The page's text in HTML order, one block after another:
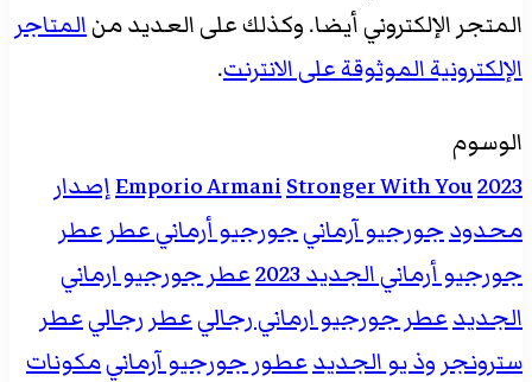
المتجر الإلكتروني أيضا. وكذلك على العديد منالمتاجر
الإلكترونية الموثوقة على الانترنت.
الوسوم
2023
Emporio ArmaniStronger With You
إصدار
محدود جورجيو آرمانيجورجيو أرماني عطر عطر
جورجيو أرماني الجديد 2023
عطر جورجيو ارماني
الجديد عطر جورجيو ارماني رجاليعطر رجاليعطر
سترونجر وذ يو الجديد عطور جورجيو آرمانيمكونات